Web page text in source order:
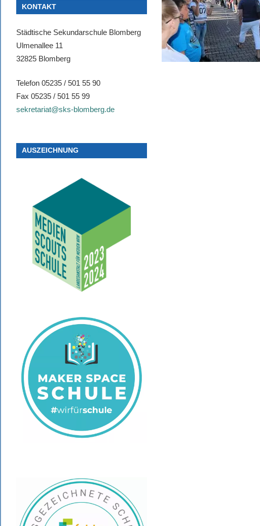
KONTAKT
Städtische Sekundarschule Blomberg
Ulmenallee 11
32825 Blomberg
Telefon 05235 / 501 55 90
Fax 05235 / 501 55 99
sekretariat@sks-blomberg.de
AUSZEICHNUNG